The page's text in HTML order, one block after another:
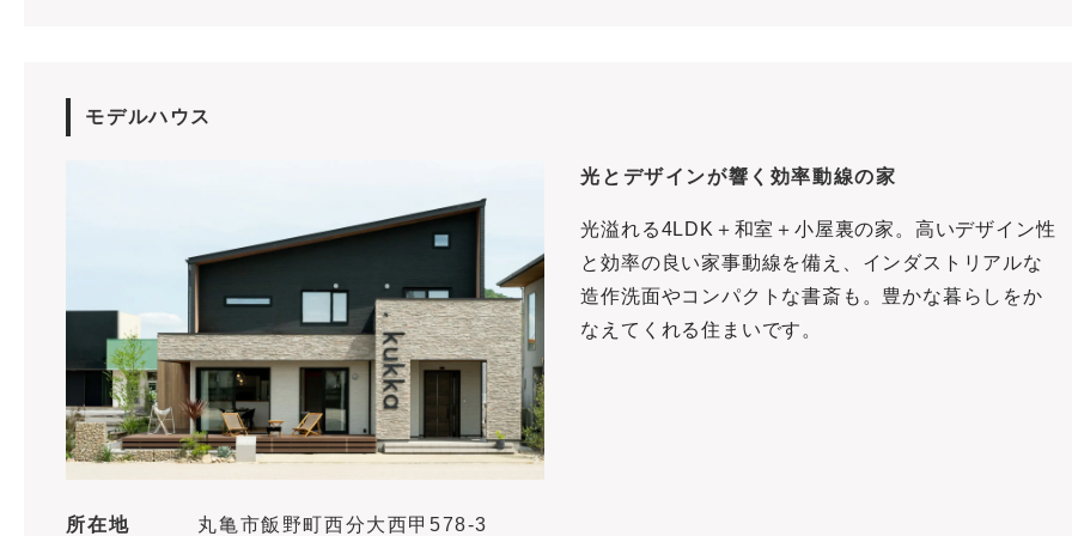
モデルハウス
光とデザインが響く効率動線の家
光溢れる4LDK＋和室＋小屋裏の家。高いデザイン性
と効率の良い家事動線を備え、インダストリアルな
造作洗面やコンパクトな書斎も。豊かな暮らしをか
なえてくれる住まいです。
所在地 丸亀市飯野町西分大西甲578-3